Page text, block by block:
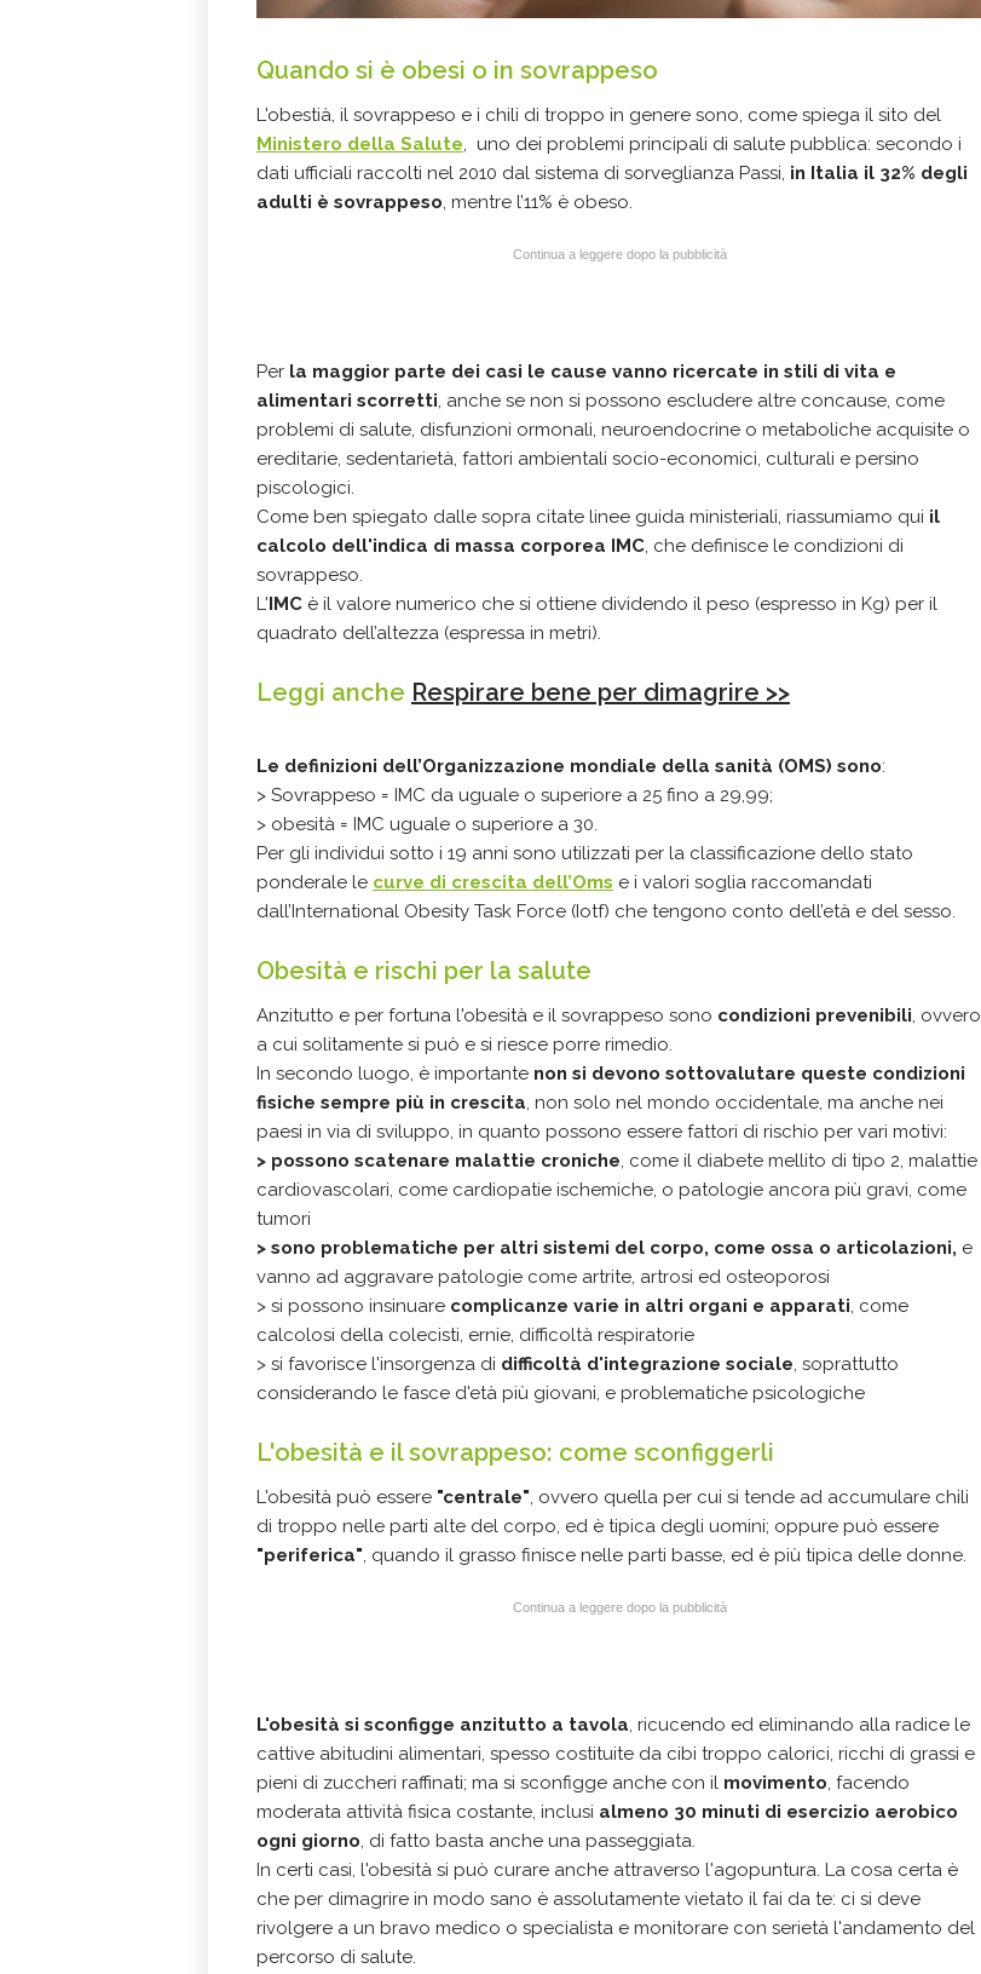
Quando si è obesi o in sovrappeso
L'obestià, il sovrappeso e i chili di troppo in genere sono, come spiega il sito del
Ministero della Salute, uno dei problemi principali di salute pubblica: secondo i
dati ufficiali raccolti nel 2010 dal sistema di sorveglianza Passi, in Italia il 32% degli
adulti è sovrappeso, mentre l’11% è obeso.
Continua a leggere dopo la pubblicità
Per la maggior parte dei casi le cause vanno ricercate in stili di vita e
alimentari scorretti, anche se non si possono escludere altre concause, come
problemi di salute, disfunzioni ormonali, neuroendocrine o metaboliche acquisite o
ereditarie, sedentarietà, fattori ambientali socio-economici, culturali e persino
piscologici.
Come ben spiegato dalle sopra citate linee guida ministeriali, riassumiamo qui il
calcolo dell'indica di massa corporea IMC, che definisce le condizioni di
sovrappeso.
L'IMC è il valore numerico che si ottiene dividendo il peso (espresso in Kg) per il
quadrato dell’altezza (espressa in metri).
Leggi anche Respirare bene per dimagrire >>
Le definizioni dell’Organizzazione mondiale della sanità (OMS) sono:
> Sovrappeso = IMC da uguale o superiore a 25 fino a 29,99;
> obesità = IMC uguale o superiore a 30.
Per gli individui sotto i 19 anni sono utilizzati per la classificazione dello stato
ponderale le curve di crescita dell’Oms e i valori soglia raccomandati
dall’International Obesity Task Force (Iotf) che tengono conto dell’età e del sesso.
Obesità e rischi per la salute
Anzitutto e per fortuna l'obesità e il sovrappeso sono condizioni prevenibili, ovvero
a cui solitamente si può e si riesce porre rimedio.
In secondo luogo, è importante non si devono sottovalutare queste condizioni
fisiche sempre più in crescita, non solo nel mondo occidentale, ma anche nei
paesi in via di sviluppo, in quanto possono essere fattori di rischio per vari motivi:
> possono scatenare malattie croniche, come il diabete mellito di tipo 2, malattie
cardiovascolari, come cardiopatie ischemiche, o patologie ancora più gravi, come
tumori
> sono problematiche per altri sistemi del corpo, come ossa o articolazioni, e
vanno ad aggravare patologie come artrite, artrosi ed osteoporosi
> si possono insinuare complicanze varie in altri organi e apparati, come
calcolosi della colecisti, ernie, difficoltà respiratorie
> si favorisce l'insorgenza di difficoltà d'integrazione sociale, soprattutto
considerando le fasce d'età più giovani, e problematiche psicologiche
L'obesità e il sovrappeso: come sconfiggerli
L'obesità può essere "centrale", ovvero quella per cui si tende ad accumulare chili
di troppo nelle parti alte del corpo, ed è tipica degli uomini; oppure può essere
"periferica", quando il grasso finisce nelle parti basse, ed è più tipica delle donne.
Continua a leggere dopo la pubblicità
L'obesità si sconfigge anzitutto a tavola, ricucendo ed eliminando alla radice le
cattive abitudini alimentari, spesso costituite da cibi troppo calorici, ricchi di grassi e
pieni di zuccheri raffinati; ma si sconfigge anche con il movimento, facendo
moderata attività fisica costante, inclusi almeno 30 minuti di esercizio aerobico
ogni giorno, di fatto basta anche una passeggiata.
In certi casi, l'obesità si può curare anche attraverso l'agopuntura. La cosa certa è
che per dimagrire in modo sano è assolutamente vietato il fai da te: ci si deve
rivolgere a un bravo medico o specialista e monitorare con serietà l'andamento del
percorso di salute.